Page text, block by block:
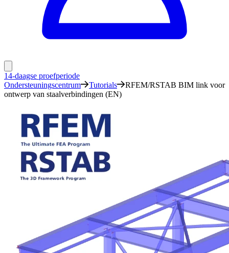
14-daagse proefperiode
Ondersteuningscentrum
Tutorials
RFEM/RSTAB BIM link voor
ontwerp van staalverbindingen (EN)